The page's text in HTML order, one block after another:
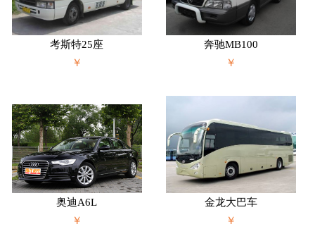
考斯特25座
￥
奔驰MB100
￥
奥迪A6L
￥
金龙大巴车
￥